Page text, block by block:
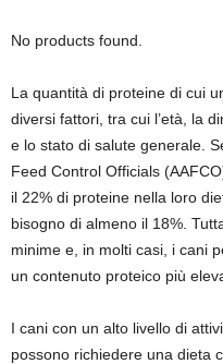
No products found.
La quantità di proteine di cui
diversi fattori, tra cui l’età, la
e lo stato di salute generale.
Feed Control Officials
il 22% di proteine nella loro
bisogno di almeno il 18%.
minime e, in molti casi, i cani
un contenuto proteico più
I cani con un alto livello di
possono richiedere una dieta